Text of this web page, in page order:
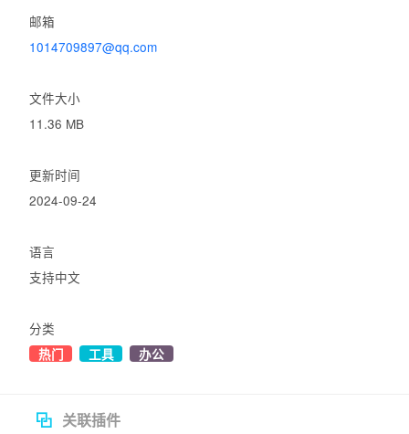
邮箱
1014709897@qq.com
文件大小
11.36 MB
更新时间
2024-09-24
语言
支持中文
分类
热门 工具 办公
关联插件